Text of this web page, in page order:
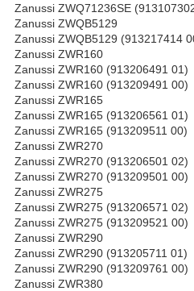
Zanussi ZWQ71236SE
Zanussi ZWQB5129
Zanussi ZWQB5129 (913217414
Zanussi ZWR160
Zanussi ZWR160 (913206491 01)
Zanussi ZWR160 (913209491 00)
Zanussi ZWR165
Zanussi ZWR165 (913206561 01)
Zanussi ZWR165 (913209511 00)
Zanussi ZWR270
Zanussi ZWR270 (913206501 02)
Zanussi ZWR270 (913209501 00)
Zanussi ZWR275
Zanussi ZWR275 (913206571 02)
Zanussi ZWR275 (913209521 00)
Zanussi ZWR290
Zanussi ZWR290 (913205711 01)
Zanussi ZWR290 (913209761 00)
Zanussi ZWR380